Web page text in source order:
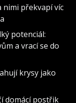
nimi překvapí víc
potenciál:
a vrací se do
krysy jako
domácí postřik